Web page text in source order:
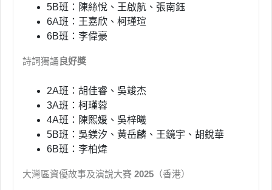
5B班：陳絲悅、王啟航、張南鈺
6A班：王嘉欣、柯瑾瑄
6B班：李偉豪
詩詞獨誦 良好獎
2A班：胡佳睿、吳竣杰
3A班：柯瑾蓉
4A班：陳熙媛、吳梓曦
5B班：吳鎂汐、黃岳麟、王鏡宇、胡銳華
6B班：李柏煒
大灣區資優故事及演說大賽 2025 （香港）